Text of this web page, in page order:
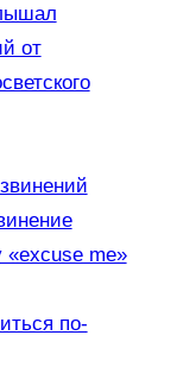
от
me»
по-